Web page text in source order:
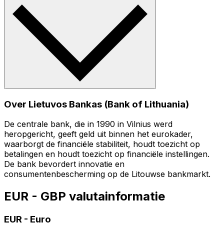
Over Lietuvos Bankas (Bank of Lithuania)
De centrale bank, die in 1990 in Vilnius werd
heropgericht, geeft geld uit binnen het eurokader,
waarborgt de financiële stabiliteit, houdt toezicht op
betalingen en houdt toezicht op financiële instellingen.
De bank bevordert innovatie en
consumentenbescherming op de Litouwse bankmarkt.
EUR - GBP valutainformatie
EUR - Euro